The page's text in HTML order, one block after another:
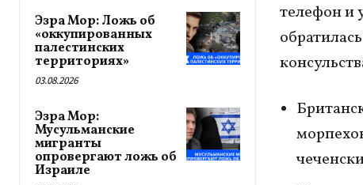
Эзра Мор: Ложь об
«оккупированных
палестинских
территориях»
03.08.2026
Эзра Мор:
Мусульманские
мигранты
опровергают ложь об
Израиле
телефон и